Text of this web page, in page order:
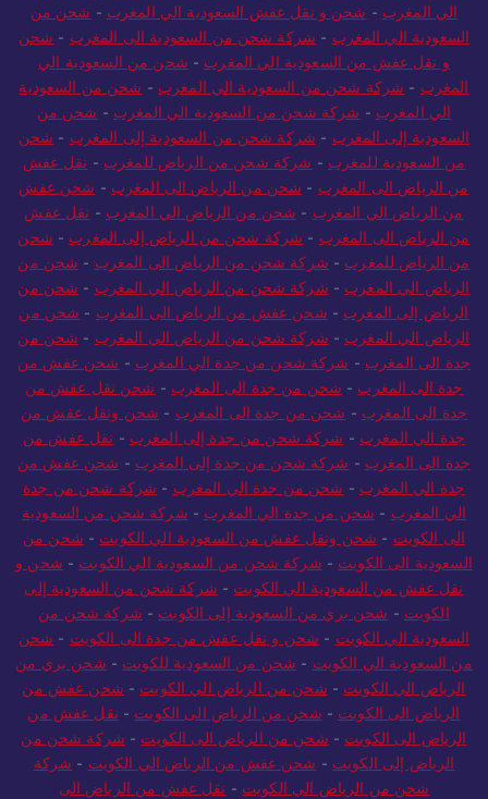
الي المغرب - شحن و نقل عفش السعودية الي المغرب - شحن من
السعودية الي المغرب - شركة شحن من السعودية الى المغرب - شحن
و نقل عفش من السعودية الي المغرب - شحن من السعودية الي
المغرب - شركة شحن من السعودية الي المغرب - شحن من السعودية
الي المغرب - شركة شحن من السعودية الي المغرب - شحن من
السعودية إلى المغرب - شركة شحن من السعودية إلى المغرب - شحن
من السعودية للمغرب - شركة شحن من الرياض للمغرب - نقل عفش
من الرياض الى المغرب - شحن من الرياض الى المغرب - شحن عفش
من الرياض الي المغرب - شحن من الرياض الي المغرب - نقل عفش
من الرياض الى المغرب - شركة شحن من الرياض إلى المغرب - شحن
من الرياض للمغرب - شركة شحن من الرياض الى المغرب - شحن من
الرياض الي المغرب - شركة شحن من الرياض الي المغرب - شحن من
الرياض إلى المغرب - شحن عفش من الرياض الى المغرب - شحن من
الرياض الي المغرب - شركة شحن من الرياض الي المغرب - شحن من
جدة الى المغرب - شركة شحن من جدة الي المغرب - شحن عفش من
جدة الى المغرب - شحن من جدة الى المغرب - شحن نقل عفش من
جدة الى المغرب - شحن من جدة الى المغرب - شحن ونقل عفش من
جدة الي المغرب - شركة شحن من جدة إلى المغرب - نقل عفش من
جدة الى المغرب - شركة شحن من جدة إلى المغرب - شحن عفش من
جدة الي المغرب - شحن من جدة الي المغرب - شركة شحن من جدة
الي المغرب - شحن من جدة الي المغرب - شركة شحن من السعودية
الى الكويت - شحن ونقل عفش من السعودية الي الكويت - شحن من
السعودية الى الكويت - شركة شحن من السعودية الي الكويت - شحن و
نقل عفش من السعودية الي الكويت - شركة شحن من السعودية إلى
الكويت - شحن بري من السعودية إلى الكويت - شركة شحن من
السعودية الي الكويت - شحن و نقل عفش من جدة الى الكويت - شحن
من السعودية الي الكويت - شحن من السعودية للكويت - شحن بري من
الرياض الي الكويت - شحن من الرياض الي الكويت - شحن عفش من
الرياض الى الكويت - شحن من الرياض الى الكويت - نقل عفش من
الرياض الى الكويت - شحن من الرياض الى الكويت - شركة شحن من
الرياض إلى الكويت - شحن عفش من الرياض الي الكويت - شركة
شحن من الرياض الي الكويت - نقل عفش من الرياض الى